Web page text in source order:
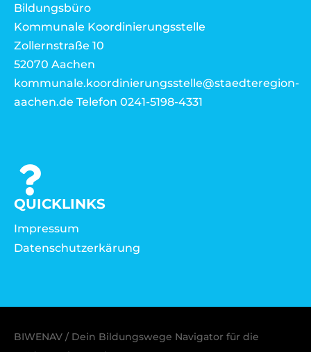
Bildungsbüro
Kommunale Koordinierungsstelle
Zollernstraße 10
52070 Aachen
kommunale.koordinierungsstelle@staedteregion-
aachen.de Telefon 0241-5198-4331
QUICKLINKS
Impressum
Datenschutzerkärung
BIWENAV / Dein Bildungswege Navigator für die